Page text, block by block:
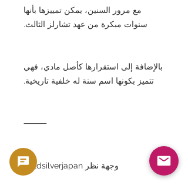
مع مرور السنين، يمكن تمييزها بأنها
سنوات مبكرة من عهد تشارلز الثالث.
بالإضافة إلى استقرارها كأصل مادي، فهي
تتميز بكونها اسم سنة له خلفية تاريخية.
⸻
وجهة نظر Goldsilverjapan